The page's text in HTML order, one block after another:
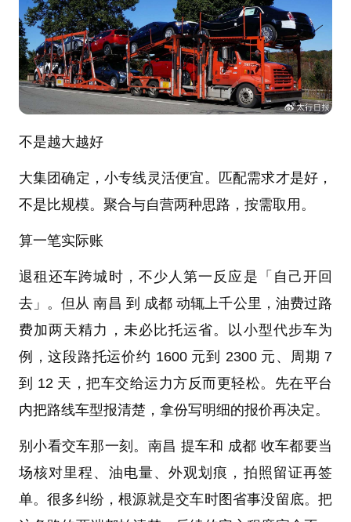
不是越大越好
大集团确定，小专线灵活便宜。匹配需求才是好，
不是比规模。聚合与自营两种思路，按需取用。
算一笔实际账
退租还车跨城时，不少人第一反应是「自己开回
去」。但从 南昌 到 成都 动辄上千公里，油费过路
费加两天精力，未必比托运省。以小型代步车为
例，这段路托运价约 1600 元到 2300 元、周期 7
到 12 天，把车交给运力方反而更轻松。先在平台
内把路线车型报清楚，拿份写明细的报价再决定。
别小看交车那一刻。南昌 提车和 成都 收车都要当
场核对里程、油电量、外观划痕，拍照留证再签
单。很多纠纷，根源就是交车时图省事没留底。把